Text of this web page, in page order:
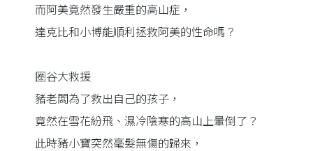
而阿美竟然發生嚴重的高山症，
達克比和小博能順利拯救阿美的性命嗎？
圈谷大救援
豬老闆為了救出自己的孩子，
竟然在雪花紛飛、濕冷陰寒的高山上暈倒了？
此時豬小寶突然毫髮無傷的歸來，